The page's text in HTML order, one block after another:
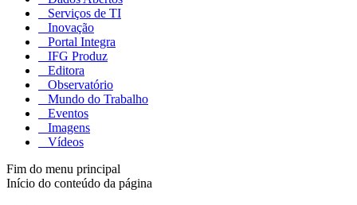
Serviços de TI
Inovação
Portal Integra
IFG Produz
Editora
Observatório
Mundo do Trabalho
Eventos
Imagens
Vídeos
Fim do menu principal
Início do conteúdo da página